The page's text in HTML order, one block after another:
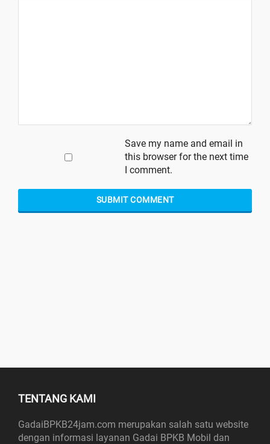
Save my name and email in
this browser for the next time
I comment.
TENTANG KAMI
GadaiBPKB24jam.com merupakan salah satu website
dengan informasi layanan Gadai BPKB Mobil dan